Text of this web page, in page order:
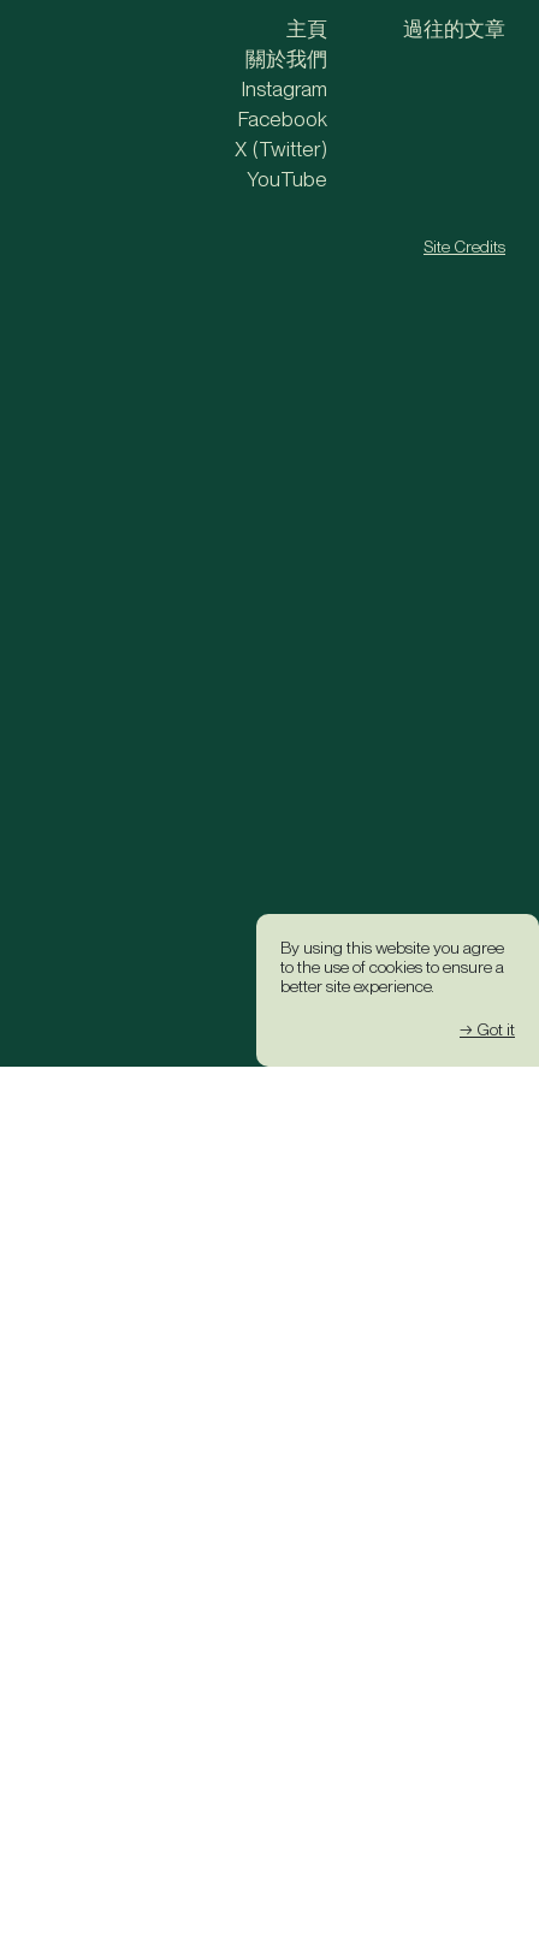
By using this website you agree
to the use of cookies to ensure a
better site experience.
→ Got it
主頁
關於我們
過往的文章
Instagram
Facebook
X (Twitter)
YouTube
Site Credits